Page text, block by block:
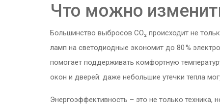
Что можно
Большинство выбросов CO₂ происходит не
ламп на светодиодные экономит до 80 %
помогает поддерживать комфортную
окон и дверей: даже небольшие утечки тепла
Энергоэффективность – это не только техника,